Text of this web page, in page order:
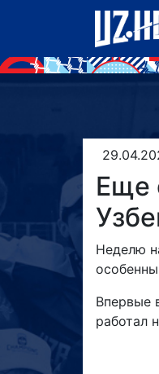
Еще
Неделю
Впервые
работал